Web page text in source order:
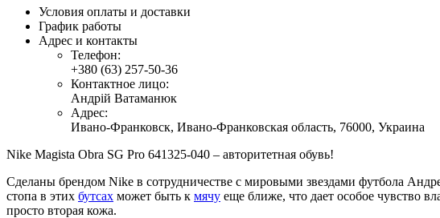
Условия оплаты и доставки
График работы
Адрес и контакты
Телефон:
+380 (63) 257-50-36
Контактное лицо:
Андрій Ватаманюк
Адрес:
Ивано-Франковск, Ивано-Франковская область, 76000, Украина
Nike Magista Obra SG Pro 641325-040 – авторитетная обувь!
Сделаны брендом Nike в сотрудничестве с мировыми звездами футбола
стопа в этих бутсах может быть к мячу еще ближе, что дает особое чувство
просто вторая кожа.